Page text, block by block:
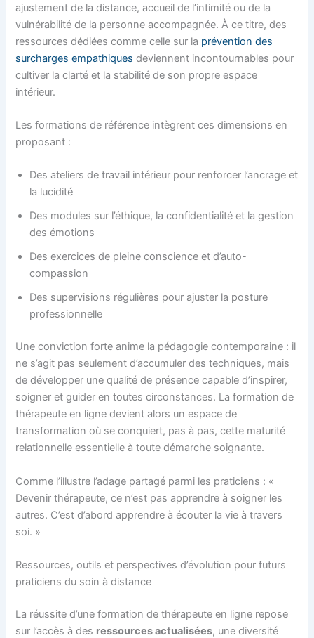
ajustement de la distance, accueil de l’intimité ou de la
vulnérabilité de la personne accompagnée. À ce titre, des
ressources dédiées comme celle sur la prévention des
surcharges empathiques deviennent incontournables pour
cultiver la clarté et la stabilité de son propre espace
intérieur.
Les formations de référence intègrent ces dimensions en
proposant :
Des ateliers de travail intérieur pour renforcer l’ancrage et
la lucidité
Des modules sur l’éthique, la confidentialité et la gestion
des émotions
Des exercices de pleine conscience et d’auto-
compassion
Des supervisions régulières pour ajuster la posture
professionnelle
Une conviction forte anime la pédagogie contemporaine : il
ne s’agit pas seulement d’accumuler des techniques, mais
de développer une qualité de présence capable d’inspirer,
soigner et guider en toutes circonstances. La formation de
thérapeute en ligne devient alors un espace de
transformation où se conquiert, pas à pas, cette maturité
relationnelle essentielle à toute démarche soignante.
Comme l’illustre l’adage partagé parmi les praticiens : «
Devenir thérapeute, ce n’est pas apprendre à soigner les
autres. C’est d’abord apprendre à écouter la vie à travers
soi. »
Ressources, outils et perspectives d’évolution pour futurs
praticiens du soin à distance
La réussite d’une formation de thérapeute en ligne repose
sur l’accès à des ressources actualisées, une diversité